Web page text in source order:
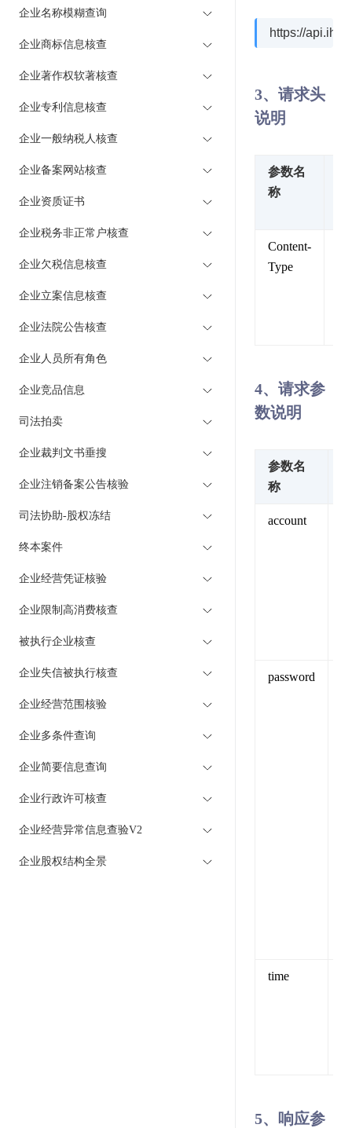
企业名称模糊查询
企业商标信息核查
企业著作权软著核查
企业专利信息核查
企业一般纳税人核查
企业备案网站核查
企业资质证书
企业税务非正常户核查
企业欠税信息核查
企业立案信息核查
企业法院公告核查
企业人员所有角色
企业竞品信息
司法拍卖
企业裁判文书垂搜
企业注销备案公告核验
司法协助-股权冻结
终本案件
企业经营凭证核验
企业限制高消费核查
被执行企业核查
企业失信被执行核查
企业经营范围核验
企业多条件查询
企业简要信息查询
企业行政许可核查
企业经营异常信息查验V2
企业股权结构全景
https://
3、请求头
说明
参数名
称
Content-
Type
4、请求参
数说明
参数名
称
account
password
time
5、响应参